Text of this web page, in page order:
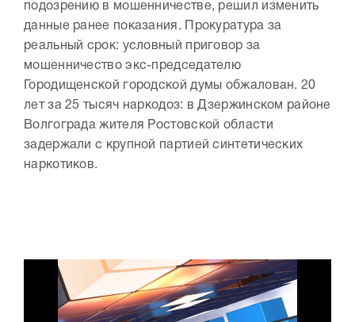
подозрению в мошенничестве, решил изменить
данные ранее показания. Прокуратура за
реальный срок: условный приговор за
мошенничество экс-председателю
Городищенской городской думы обжалован. 20
лет за 25 тысяч наркодоз: в Дзержинском районе
Волгограда жителя Ростовской области
задержали с крупной партией синтетических
наркотиков.